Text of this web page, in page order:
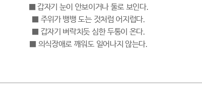
■ 갑자기 눈이 안보이거나 둘로 보인다.
■ 주위가 뱅뱅 도는 것처럼 어지럽다.
■ 갑자기 벼락치듯 심한 두통이 온다.
■ 의식장애로 깨워도 일어나지 않는다.